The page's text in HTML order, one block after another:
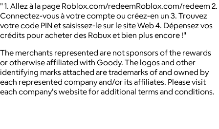
" 1. Allez à la page Roblox.com/redeemRoblox.com/redeem 2.
Connectez-vous à votre compte ou créez-en un 3. Trouvez
votre code PIN et saisissez-le sur le site Web 4. Dépensez vos
crédits pour acheter des Robux et bien plus encore !"
The merchants represented are not sponsors of the rewards
or otherwise affiliated with Goody. The logos and other
identifying marks attached are trademarks of and owned by
each represented company and/or its affiliates. Please visit
each company's website for additional terms and conditions.